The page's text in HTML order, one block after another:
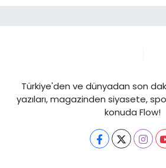
Türkiye'den ve dünyadan son
yazıları, magazinden siyasete,
konuda Flow!